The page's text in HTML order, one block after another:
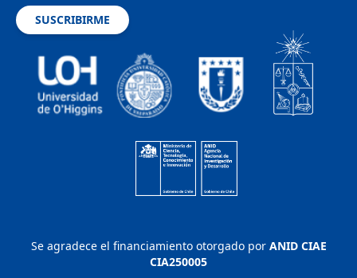
SUSCRIBIRME
Se agradece el financiamiento otorgado por ANID CIAE
CIA250005